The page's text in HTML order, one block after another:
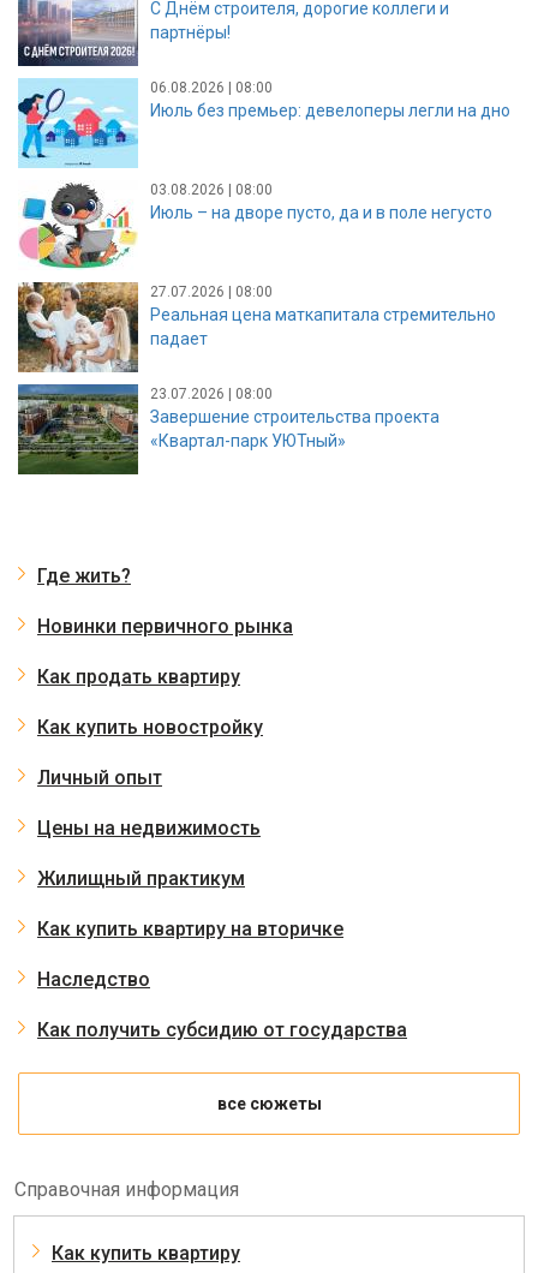
С Днём строителя, дорогие коллеги и
партнёры!
06.08.2026 | 08:00
Июль без премьер: девелоперы легли на дно
03.08.2026 | 08:00
Июль – на дворе пусто, да и в поле негусто
27.07.2026 | 08:00
Реальная цена маткапитала стремительно
падает
23.07.2026 | 08:00
Завершение строительства проекта
«Квартал-парк УЮТный»
Где жить?
Новинки первичного рынка
Как продать квартиру
Как купить новостройку
Личный опыт
Цены на недвижимость
Жилищный практикум
Как купить квартиру на вторичке
Наследство
Как получить субсидию от государства
все сюжеты
Справочная информация
Как купить квартиру